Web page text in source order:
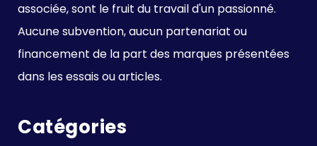
associée, sont le fruit du travail d'un passionné.
Aucune subvention, aucun partenariat ou
financement de la part des marques présentées
dans les essais ou articles.
Catégories